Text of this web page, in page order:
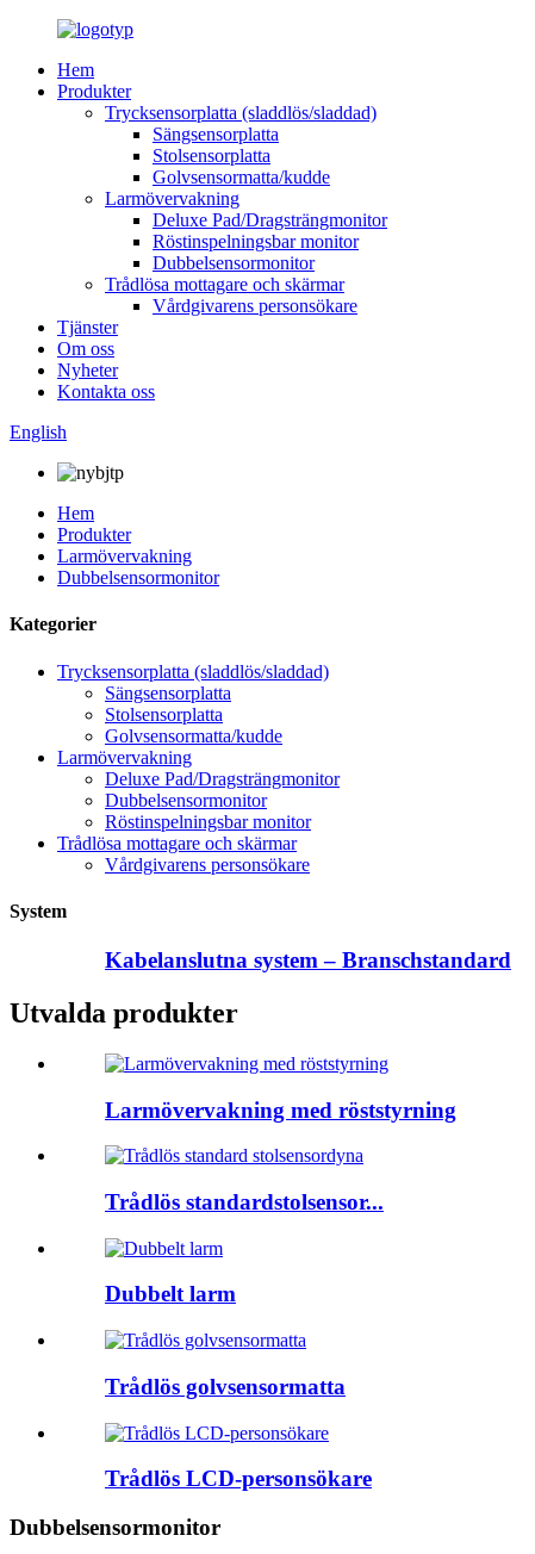
Hem
Produkter
Trycksensorplatta (sladdlös/sladdad)
Sängsensorplatta
Stolsensorplatta
Golvsensormatta/kudde
Larmövervakning
Deluxe Pad/Dragsträngmonitor
Röstinspelningsbar monitor
Dubbelsensormonitor
Trådlösa mottagare och skärmar
Vårdgivarens personsökare
Tjänster
Om oss
Nyheter
Kontakta oss
English
Hem
Produkter
Larmövervakning
Dubbelsensormonitor
Kategorier
Trycksensorplatta (sladdlös/sladdad)
Sängsensorplatta
Stolsensorplatta
Golvsensormatta/kudde
Larmövervakning
Deluxe Pad/Dragsträngmonitor
Dubbelsensormonitor
Röstinspelningsbar monitor
Trådlösa mottagare och skärmar
Vårdgivarens personsökare
System
Kabelanslutna system – Branschstandard
Utvalda produkter
Larmövervakning med röststyrning
Trådlös standardstolsensor...
Dubbelt larm
Trådlös golvsensormatta
Trådlös LCD-personsökare
Dubbelsensormonitor